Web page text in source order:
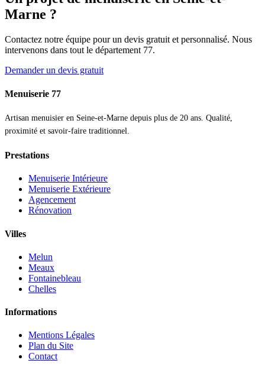
Marne ?
Contactez notre équipe pour un devis gratuit et personnalisé. Nous
intervenons dans tout le département 77.
Demander un devis gratuit
Menuiserie 77
Artisan menuisier en Seine-et-Marne depuis plus de 20 ans. Qualité,
proximité et savoir-faire traditionnel.
Prestations
Menuiserie Intérieure
Menuiserie Extérieure
Agencement
Rénovation
Villes
Melun
Meaux
Fontainebleau
Chelles
Informations
Mentions Légales
Plan du Site
Contact